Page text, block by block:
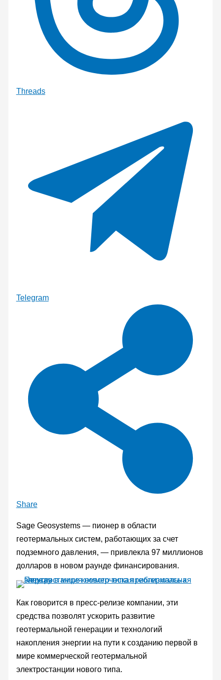
Threads
Telegram
Share
Sage Geosystems — пионер в области
геотермальных систем, работающих за счет
подземного давления, — привлекла 97 миллионов
долларов в новом раунде финансирования.
Как говорится в пресс-релизе компании, эти
средства позволят ускорить развитие
геотермальной генерации и технологий
накопления энергии на пути к созданию первой в
мире коммерческой геотермальной
электростанции нового типа.